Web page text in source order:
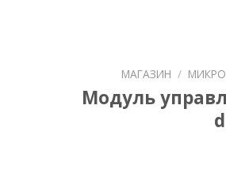
МАГАЗИН /
Модуль